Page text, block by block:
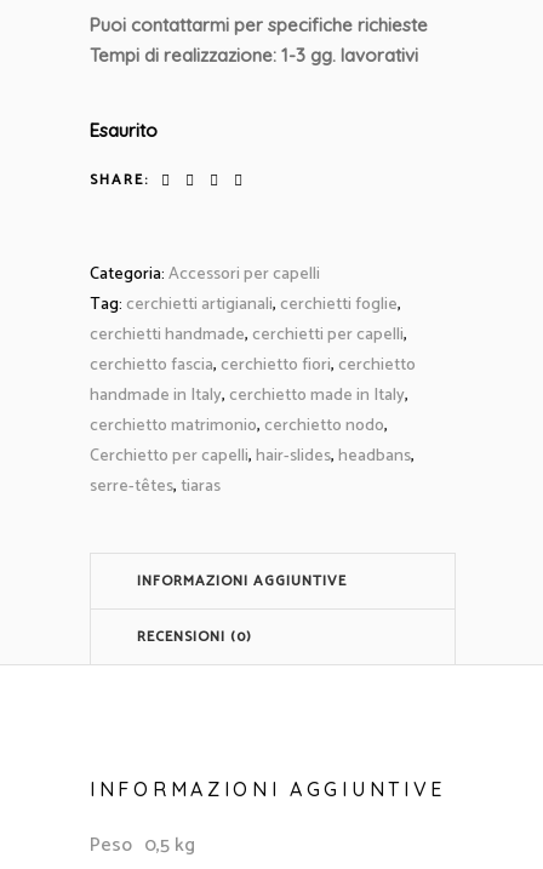
Puoi contattarmi per specifiche richieste
Tempi di realizzazione: 1-3 gg. lavorativi
Esaurito
SHARE:
Categoria:Accessori per capelli
Tag:cerchietti artigianali,cerchietti foglie,
cerchietti handmade,cerchietti per capelli,
cerchietto fascia,cerchietto fiori,cerchietto
handmade in Italy,cerchietto made in Italy,
cerchietto matrimonio,cerchietto nodo,
Cerchietto per capelli,hair-slides,headbans,
serre-têtes,tiaras
INFORMAZIONI AGGIUNTIVE
RECENSIONI (0)
INFORMAZIONI AGGIUNTIVE
Peso 0,5 kg